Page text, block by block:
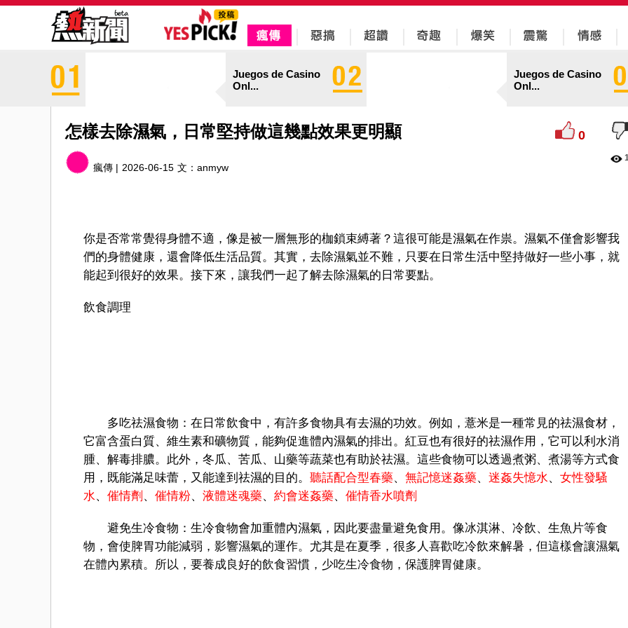
Juegos de Casino
Onl...
Juegos de Casino
Onl...
怎樣去除濕氣，日常堅持做這幾點效果更明顯 0
瘋傳 | 2026-06-15 文： anmyw
你是否常常覺得身體不適，像是被一層無形的枷鎖束縛著？這很可能是濕氣在作祟。濕氣不僅會影響我
們的身體健康，還會降低生活品質。其實，去除濕氣並不難，只要在日常生活中堅持做好一些小事，就
能起到很好的效果。接下來，讓我們一起了解去除濕氣的日常要點。
飲食調理
多吃祛濕食物：在日常飲食中，有許多食物具有去濕的功效。例如，薏米是一種常見的祛濕食材，
它富含蛋白質、維生素和礦物質，能夠促進體內濕氣的排出。紅豆也有很好的祛濕作用，它可以利水消
腫、解毒排膿。此外，冬瓜、苦瓜、山藥等蔬菜也有助於祛濕。這些食物可以透過煮粥、煮湯等方式食
用，既能滿足味蕾，又能達到祛濕的目的。 聽話配合型春藥、 無記憶迷姦藥、 迷姦失憶水、 女性發騷
水、 催情劑 、 催情粉、 液體迷魂藥、 約會迷姦藥、 催情香水噴劑
避免生冷食物：生冷食物會加重體內濕氣，因此要盡量避免食用。像冰淇淋、冷飲、生魚片等食
物，會使脾胃功能減弱，影響濕氣的運作。尤其是在夏季，很多人喜歡吃冷飲來解暑，但這樣會讓濕氣
在體內累積。所以，要養成良好的飲食習慣，少吃生冷食物，保護脾胃健康。